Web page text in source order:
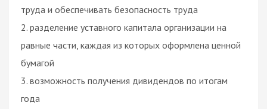
труда и обеспечивать безопасность труда
2. разделение уставного капитала организации на
равные части, каждая из которых оформлена ценной
бумагой
3. возможность получения дивидендов по итогам
года